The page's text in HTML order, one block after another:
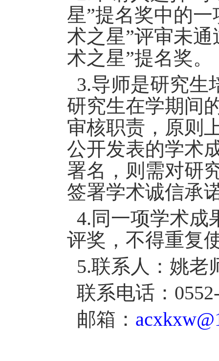
星”提名奖中的
术之星”评审未
术之星”提名奖。
3.导师是研究生
研究生在学期间
审核职责，原则
公开发表的学术
署名，则需对研
签署学术诚信承
4.同一项学术成
评奖，不得重复
5.联系人：姚老
联系电话：
邮箱：